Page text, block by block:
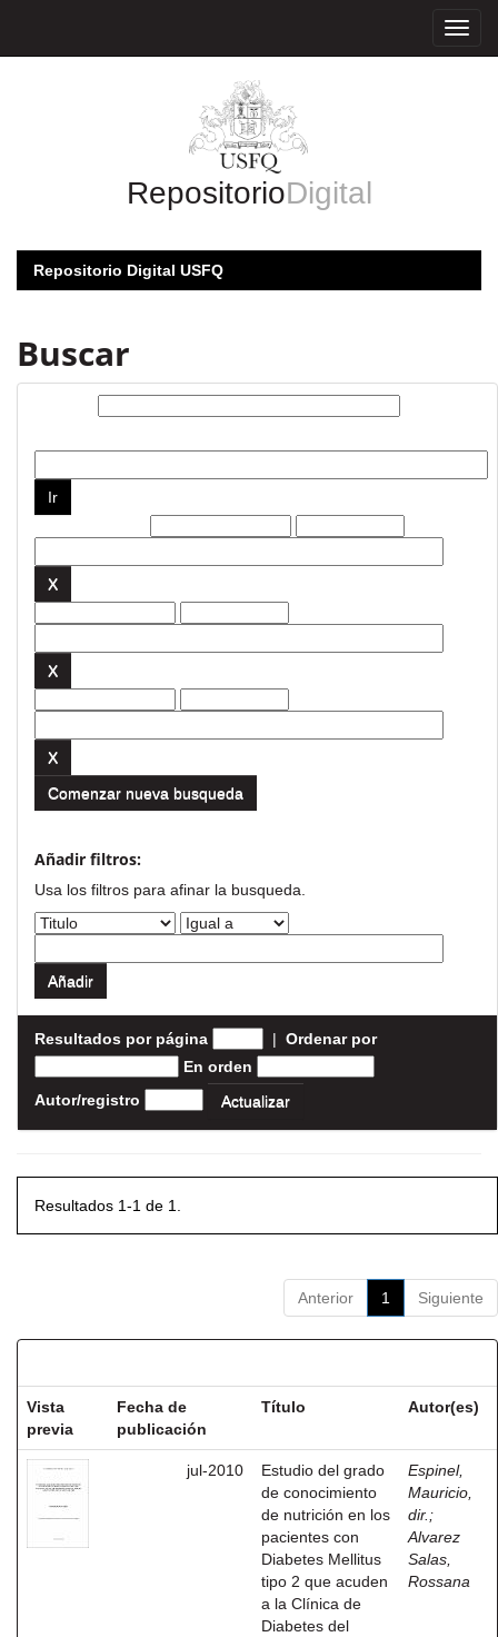
RepositorioDigital
Repositorio Digital USFQ
Buscar
Comenzar nueva busqueda
Añadir filtros:
Usa los filtros para afinar la busqueda.
Resultados por página | Ordenar por
En orden
Autor/registro
Resultados 1-1 de 1.
Anterior 1 Siguiente
Vista
previa
Fecha de
publicación
Título Autor(es)
jul-2010
Estudio del grado
de conocimiento
de nutrición en los
pacientes con
Diabetes Mellitus
tipo 2 que acuden
a la Clínica de
Diabetes del
Espinel,
Mauricio,
dir. ;
Alvarez
Salas,
Rossana